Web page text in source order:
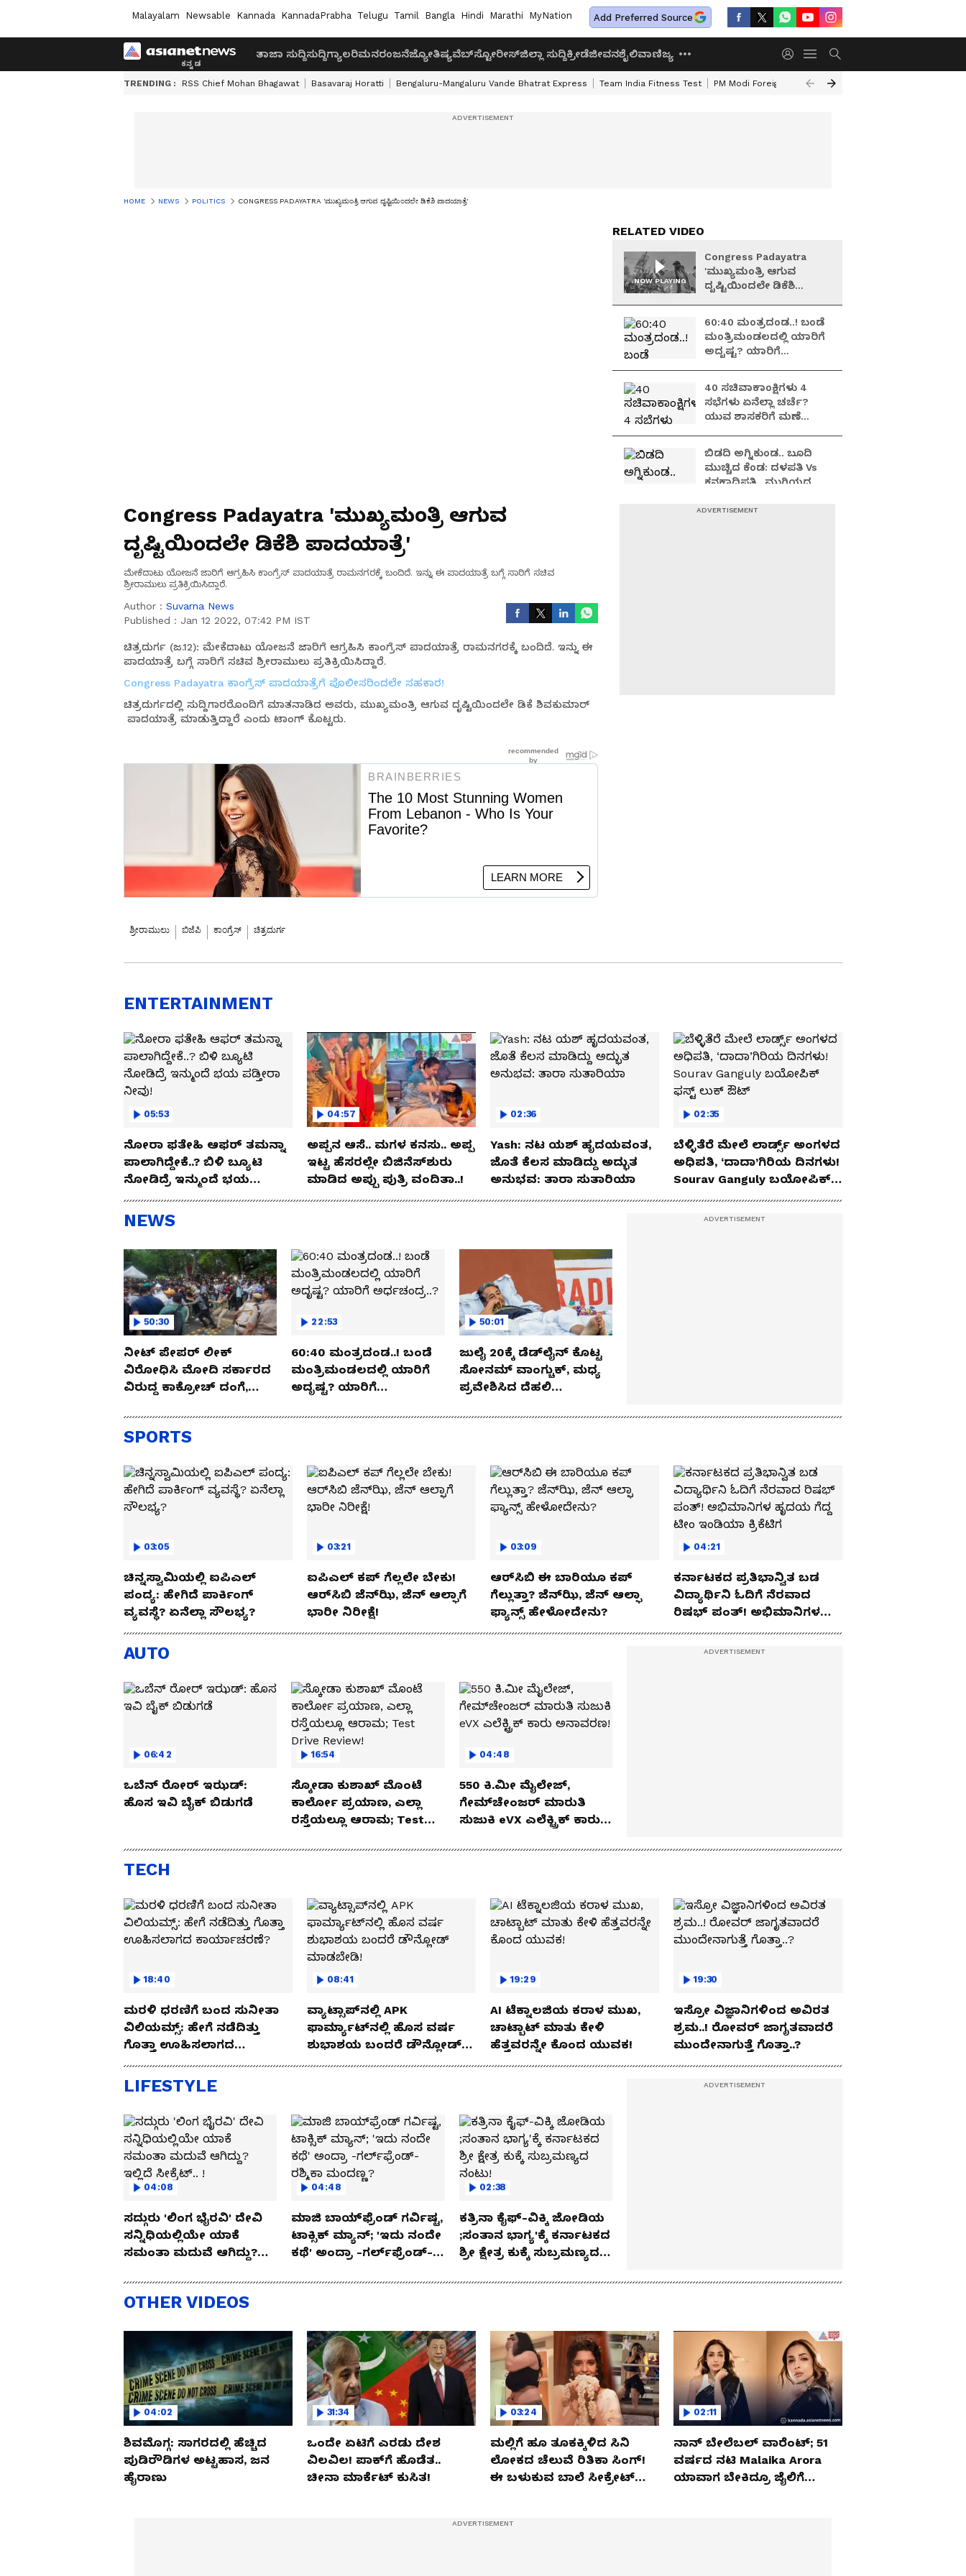
Malayalam Newsable Kannada KannadaPrabha Telugu Tamil Bangla Hindi Marathi MyNation Add Preferred Source
ತಾಜಾ ಸುದ್ದಿಸುದ್ದಿಗ್ಯಾಲರಿಮನರಂಜನೆಜ್ಯೋತಿಷ್ಯವೆಬ್‌ಸ್ಟೋರೀಸ್ಜಿಲ್ಲಾ ಸುದ್ದಿಕ್ರೀಡೆಜೀವನಶೈಲಿವಾಣಿಜ್ಯ
TRENDING : RSS Chief Mohan Bhagawat Basavaraj Horatti Bengaluru-Mangaluru Vande Bhatrat Express Team India Fitness Test PM Modi Foreign Travel Expenditure
HOME NEWS POLITICS CONGRESS PADAYATRA 'ಮುಖ್ಯಮಂತ್ರಿ ಆಗುವ ದೃಷ್ಟಿಯಿಂದಲೇ ಡಿಕೆಶಿ ಪಾದಯಾತ್ರೆ'
Congress Padayatra 'ಮುಖ್ಯಮಂತ್ರಿ ಆಗುವ
ದೃಷ್ಟಿಯಿಂದಲೇ ಡಿಕೆಶಿ ಪಾದಯಾತ್ರೆ'
ಮೇಕೆದಾಟು ಯೋಜನೆ ಜಾರಿಗೆ ಆಗ್ರಹಿಸಿ ಕಾಂಗ್ರೆಸ್ ಪಾದಯಾತ್ರೆ ರಾಮನಗರಕ್ಕೆ ಬಂದಿದೆ. ಇನ್ನು ಈ ಪಾದಯಾತ್ರೆ ಬಗ್ಗೆ ಸಾರಿಗೆ ಸಚಿವ
ಶ್ರೀರಾಮುಲು ಪ್ರತಿಕ್ರಿಯಿಸಿದ್ದಾರೆ.
Author : Suvarna News
Published : Jan 12 2022, 07:42 PM IST
ಚಿತ್ರದುರ್ಗ (ಜ.12): ಮೇಕೆದಾಟು ಯೋಜನೆ ಜಾರಿಗೆ ಆಗ್ರಹಿಸಿ ಕಾಂಗ್ರೆಸ್ ಪಾದಯಾತ್ರೆ ರಾಮನಗರಕ್ಕೆ ಬಂದಿದೆ. ಇನ್ನು ಈ
ಪಾದಯಾತ್ರೆ ಬಗ್ಗೆ ಸಾರಿಗೆ ಸಚಿವ ಶ್ರೀರಾಮುಲು ಪ್ರತಿಕ್ರಿಯಿಸಿದ್ದಾರೆ.
Congress Padayatra ಕಾಂಗ್ರೆಸ್ ಪಾದಯಾತ್ರೆಗೆ ಪೊಲೀಸರಿಂದಲೇ ಸಹಕಾರ!
ಚಿತ್ರದುರ್ಗದಲ್ಲಿ ಸುದ್ದಿಗಾರರೊಂದಿಗೆ ಮಾತನಾಡಿದ ಅವರು, ಮುಖ್ಯಮಂತ್ರಿ ಆಗುವ ದೃಷ್ಟಿಯಿಂದಲೇ ಡಿಕೆ ಶಿವಕುಮಾರ್
ಪಾದಯಾತ್ರೆ ಮಾಡುತ್ತಿದ್ದಾರೆ ಎಂದು ಟಾಂಗ್ ಕೊಟ್ಟರು.
RELATED VIDEO
NOW PLAYING
Congress Padayatra
'ಮುಖ್ಯಮಂತ್ರಿ ಆಗುವ
ದೃಷ್ಟಿಯಿಂದಲೇ ಡಿಕೆಶಿ
60:40 ಮಂತ್ರದಂಡ..! ಬಂಡೆ
ಮಂತ್ರಿಮಂಡಲದಲ್ಲಿ ಯಾರಿಗೆ
ಅದೃಷ್ಟ? ಯಾರಿಗೆ
40 ಸಚಿವಾಕಾಂಕ್ಷಿಗಳು 4
ಸಭೆಗಳು ಏನೆಲ್ಲಾ ಚರ್ಚೆ?
ಯುವ ಶಾಸಕರಿಗೆ ಮಣೆ
ಬಿಡದಿ ಅಗ್ನಿಕುಂಡ.. ಬೂದಿ
ಮುಚ್ಚಿದ ಕೆಂಡ: ದಳಪತಿ Vs
ಕನಕಾಧಿಪತಿ.. ಮುಗಿಯದ
ಶ್ರೀರಾಮುಲು ಬಿಜೆಪಿ ಕಾಂಗ್ರೆಸ್ ಚಿತ್ರದುರ್ಗ
ENTERTAINMENT
05:53
ನೋರಾ ಫತೇಹಿ ಆಫರ್​ ತಮನ್ನಾ
ಪಾಲಾಗಿದ್ದೇಕೆ..? ಬಿಳಿ ಬ್ಯೂಟಿ
ನೋಡಿದ್ರೆ ಇನ್ಮುಂದೆ ಭಯ
04:57
ಅಪ್ಪನ ಆಸೆ.. ಮಗಳ ಕನಸು.. ಅಪ್ಪ
ಇಟ್ಟ ಹೆಸರಲ್ಲೇ ಬಿಜಿನೆಸ್​ಶುರು
ಮಾಡಿದ ಅಪ್ಪು ಪುತ್ರಿ ವಂದಿತಾ..!
02:36
Yash: ನಟ ಯಶ್​ ಹೃದಯವಂತ,
ಜೊತೆ ಕೆಲಸ ಮಾಡಿದ್ದು ಅದ್ಭುತ
ಅನುಭವ: ತಾರಾ ಸುತಾರಿಯಾ
02:35
ಬೆಳ್ಳಿತೆರೆ ಮೇಲೆ ಲಾರ್ಡ್ಸ್ ಅಂಗಳದ
ಅಧಿಪತಿ, ‘ದಾದಾ’ಗಿರಿಯ ದಿನಗಳು!
Sourav Ganguly ಬಯೋಪಿಕ್‌
NEWS
50:30
ನೀಟ್ ಪೇಪರ್ ಲೀಕ್
ವಿರೋಧಿಸಿ ಮೋದಿ ಸರ್ಕಾರದ
ವಿರುದ್ದ ಕಾಕ್ರೋಚ್ ದಂಗೆ,
22:53
60:40 ಮಂತ್ರದಂಡ..! ಬಂಡೆ
ಮಂತ್ರಿಮಂಡಲದಲ್ಲಿ ಯಾರಿಗೆ
ಅದೃಷ್ಟ? ಯಾರಿಗೆ
50:01
ಜುಲೈ 20ಕ್ಕೆ ಡೆಡ್‌ಲೈನ್ ಕೊಟ್ಟ
ಸೋನಮ್ ವಾಂಗ್ಚುಕ್, ಮಧ್ಯ
ಪ್ರವೇಶಿಸಿದ ದೆಹಲಿ
SPORTS
03:05
ಚಿನ್ನಸ್ವಾಮಿಯಲ್ಲಿ ಐಪಿಎಲ್‌
ಪಂದ್ಯ: ಹೇಗಿದೆ ಪಾರ್ಕಿಂಗ್
ವ್ಯವಸ್ಥೆ? ಏನೆಲ್ಲಾ ಸೌಲಭ್ಯ?
03:21
ಐಪಿಎಲ್ ಕಪ್‌ ಗೆಲ್ಲಲೇ ಬೇಕು!
ಆರ್‌ಸಿಬಿ ಜೆನ್‌ಝಿ, ಜೆನ್‌ ಆಲ್ಫಾಗೆ
ಭಾರೀ ನಿರೀಕ್ಷೆ!
03:09
ಆರ್‌ಸಿಬಿ ಈ ಬಾರಿಯೂ ಕಪ್‌
ಗೆಲ್ಲುತ್ತಾ? ಜೆನ್‌ಝಿ, ಜೆನ್‌ ಆಲ್ಫಾ
ಫ್ಯಾನ್ಸ್ ಹೇಳೋದೇನು?
04:21
ಕರ್ನಾಟಕದ ಪ್ರತಿಭಾನ್ವಿತ ಬಡ
ವಿದ್ಯಾರ್ಥಿನಿ ಓದಿಗೆ ನೆರವಾದ
ರಿಷಭ್ ಪಂತ್! ಅಭಿಮಾನಿಗಳ
ಹೃದಯ ಗೆದ್ದ ಟೀಂ ಇಂಡಿಯಾ
ಕ್ರಿಕೆಟಿಗ
AUTO
06:42
ಒಬೆನ್ ರೋರ್ ಇಝಡ್:
ಹೊಸ ಇವಿ ಬೈಕ್ ಬಿಡುಗಡೆ
16:54
ಸ್ಕೋಡಾ ಕುಶಾಖ್ ಮೊಂಟೆ
ಕಾರ್ಲೋ ಪ್ರಯಾಣ, ಎಲ್ಲಾ
ರಸ್ತೆಯಲ್ಲೂ ಆರಾಮ; Test
04:48
550 ಕಿ.ಮೀ ಮೈಲೇಜ್,
ಗೇಮ್‌ಚೇಂಜರ್ ಮಾರುತಿ
ಸುಜುಕಿ eVX ಎಲೆಕ್ಟ್ರಿಕ್ ಕಾರು
TECH
18:40
ಮರಳಿ ಧರಣಿಗೆ ಬಂದ ಸುನೀತಾ
ವಿಲಿಯಮ್ಸ್: ಹೇಗೆ ನಡೆದಿತ್ತು
ಗೊತ್ತಾ ಊಹಿಸಲಾಗದ
ಕಾರ್ಯಾಚರಣೆ?
08:41
ವ್ಯಾಟ್ಸಾಪ್‌ನಲ್ಲಿ APK
ಫಾರ್ಮ್ಯಾಟ್‌ನಲ್ಲಿ ಹೊಸ ವರ್ಷ
ಶುಭಾಶಯ ಬಂದರೆ ಡೌನ್ಲೋಡ್
ಮಾಡಬೇಡಿ!
19:29
AI ಟೆಕ್ನಾಲಜಿಯ ಕರಾಳ ಮುಖ,
ಚಾಟ್ಬಾಟ್ ಮಾತು ಕೇಳಿ
ಹೆತ್ತವರನ್ನೇ ಕೊಂದ ಯುವಕ!
19:30
ಇಸ್ರೋ ವಿಜ್ಞಾನಿಗಳಿಂದ ಅವಿರತ
ಶ್ರಮ..! ರೋವರ್ ಜಾಗೃತವಾದರೆ
ಮುಂದೇನಾಗುತ್ತೆ ಗೊತ್ತಾ..?
LIFESTYLE
04:08
ಸದ್ಗುರು 'ಲಿಂಗ ಭೈರವಿ' ದೇವಿ
ಸನ್ನಿಧಿಯಲ್ಲಿಯೇ ಯಾಕೆ
ಸಮಂತಾ ಮದುವೆ ಆಗಿದ್ದು?
04:48
ಮಾಜಿ ಬಾಯ್‌ಫ್ರೆಂಡ್ ಗರ್ವಿಷ್ಟ,
ಟಾಕ್ಸಿಕ್ ಮ್ಯಾನ್; 'ಇದು ನಂದೇ
ಕಥೆ' ಅಂದ್ರಾ -ಗರ್ಲ್‌ಫ್ರೆಂಡ್-
02:38
ಕತ್ರಿನಾ ಕೈಫ್-ವಿಕ್ಕಿ ಜೋಡಿಯ
;ಸಂತಾನ ಭಾಗ್ಯ'ಕ್ಕೆ ಕರ್ನಾಟಕದ
ಶ್ರೀ ಕ್ಷೇತ್ರ ಕುಕ್ಕೆ ಸುಬ್ರಮಣ್ಯದ
OTHER VIDEOS
04:02
ಶಿವಮೊಗ್ಗ: ಸಾಗರದಲ್ಲಿ ಹೆಚ್ಚಿದ
ಪುಡಿರೌಡಿಗಳ ಅಟ್ಟಹಾಸ, ಜನ
ಹೈರಾಣು
31:34
ಒಂದೇ ಏಟಿಗೆ ಎರಡು ದೇಶ
ವಿಲವಿಲ! ಪಾಕ್​​ಗೆ ಹೊಡೆತ..
ಚೀನಾ ಮಾರ್ಕೆಟ್​ ಕುಸಿತ!
03:24
ಮಲ್ಲಿಗೆ ಹೂ ತೂಕಕ್ಕಿಳಿದ ಸಿನಿ
ಲೋಕದ ಚೆಲುವೆ ರಿತಿಕಾ ಸಿಂಗ್!‌
ಈ ಬಳುಕುವ ಬಾಲೆ ಸೀಕ್ರೇಟ್‌
02:11
ನಾನ್ ಬೇಲೆಬಲ್ ವಾರೆಂಟ್; 51
ವರ್ಷದ ನಟಿ Malaika Arora
ಯಾವಾಗ ಬೇಕಿದ್ರೂ ಜೈಲಿಗೆ